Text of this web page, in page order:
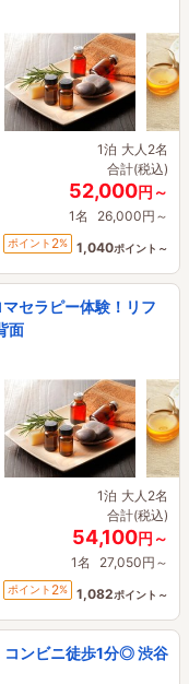
1泊 大人2名
合計(税込)
52,000円～
1名 26,000円～
ポイント 2% 1,040ポイント～
セラピー体験！リフ
面
1泊 大人2名
合計(税込)
54,100円～
1名 27,050円～
ポイント 2% 1,082ポイント～
コンビニ徒歩1分◎ 渋谷